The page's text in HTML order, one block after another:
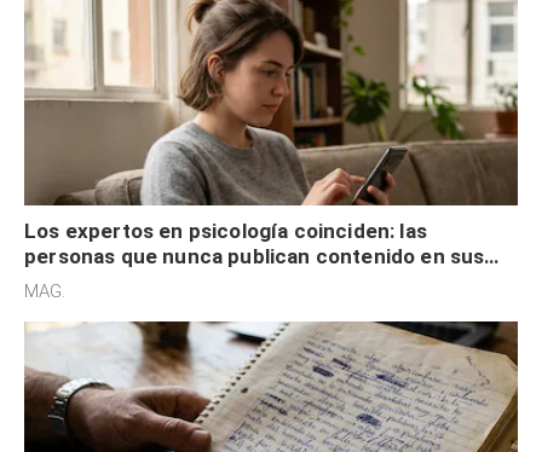
Los expertos en psicología coinciden: las
personas que nunca publican contenido en sus
redes sociales no pretenden buscar validación
MAG.